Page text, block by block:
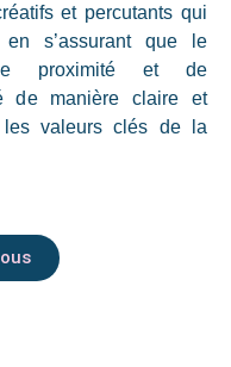
et percutants qui
s’assurant que le
proximité et de
de manière claire et
les valeurs clés de la